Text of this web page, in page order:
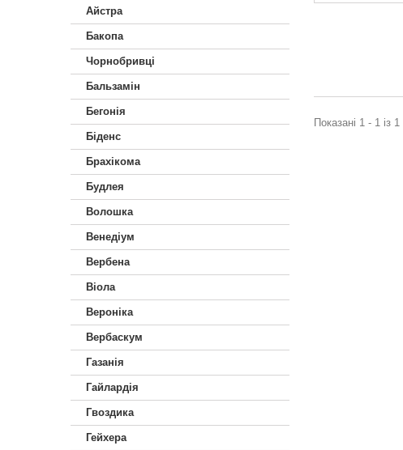
Айстра
Бакопа
Чорнобривці
Бальзамін
Бегонія
Біденс
Брахікома
Будлея
Волошка
Венедіум
Вербена
Віола
Вероніка
Вербаскум
Газанія
Гайлардія
Гвоздика
Гейхера
Показані 1 - 1 із 1